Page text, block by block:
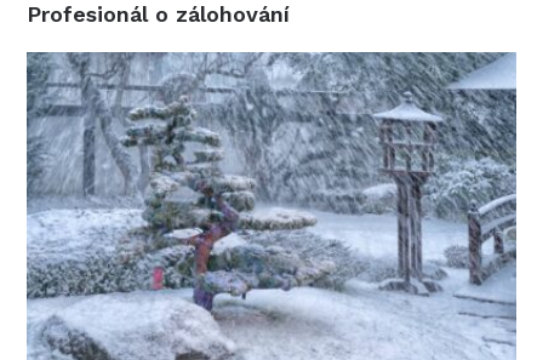
Profesionál o zálohování